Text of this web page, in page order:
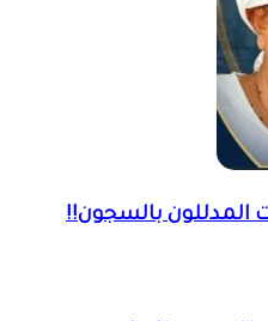
المدللون بالسجون!!